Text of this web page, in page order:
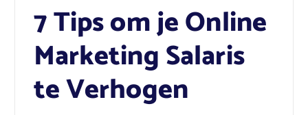
7 Tips om je Online
Marketing Salaris
te Verhogen